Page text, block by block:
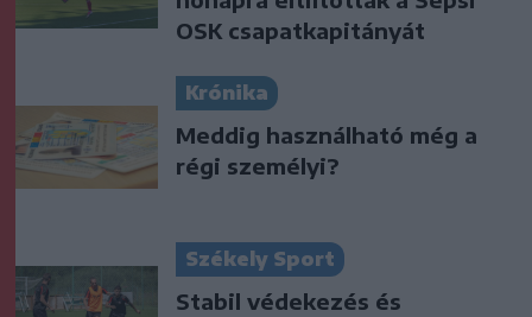
OSK csapatkapitányát
Krónika
Meddig használható még a
régi személyi?
Székely Sport
Stabil védekezés és